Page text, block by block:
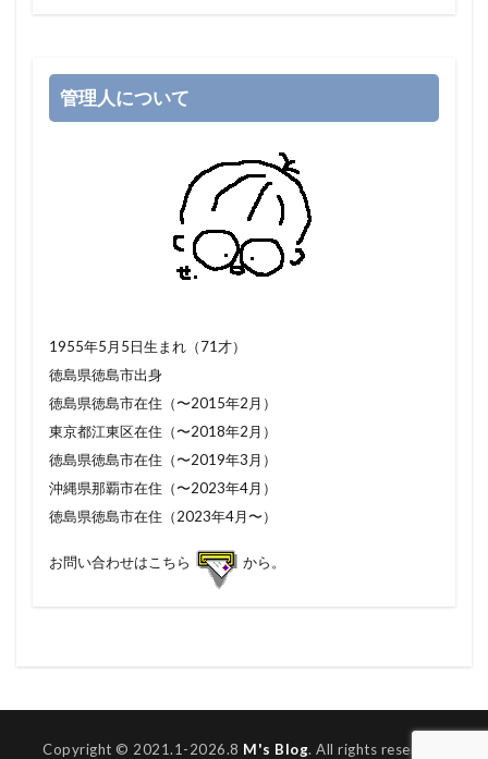
管理人について
1955年5月5日生まれ（71才）
徳島県徳島市出身
徳島県徳島市在住（〜2015年2月）
東京都江東区在住（〜2018年2月）
徳島県徳島市在住（〜2019年3月）
沖縄県那覇市在住（〜2023年4月）
徳島県徳島市在住（2023年4月〜）
お問い合わせはこちら から。
Copyright © 2021.1-2026.8 M's Blog. All rights reserved.